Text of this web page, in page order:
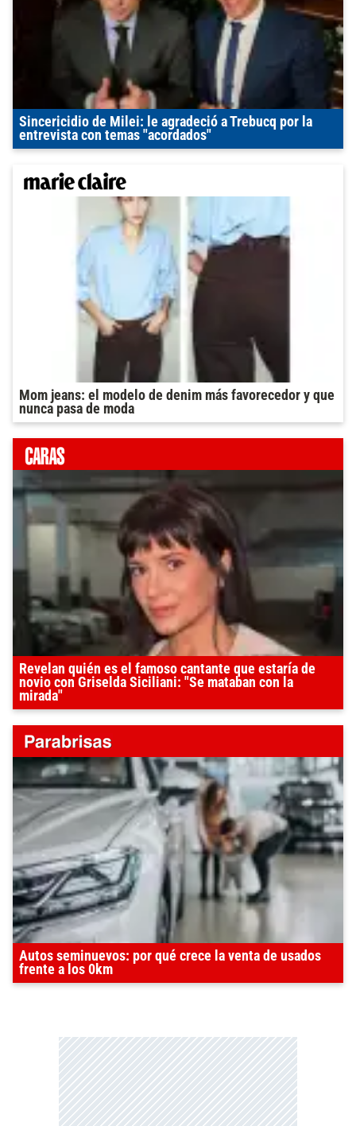
Sincericidio de Milei: le agradeció a Trebucq por la
entrevista con temas "acordados"
Mom jeans: el modelo de denim más favorecedor y que
nunca pasa de moda
Revelan quién es el famoso cantante que estaría de
novio con Griselda Siciliani: "Se mataban con la
mirada"
Autos seminuevos: por qué crece la venta de usados
frente a los 0km